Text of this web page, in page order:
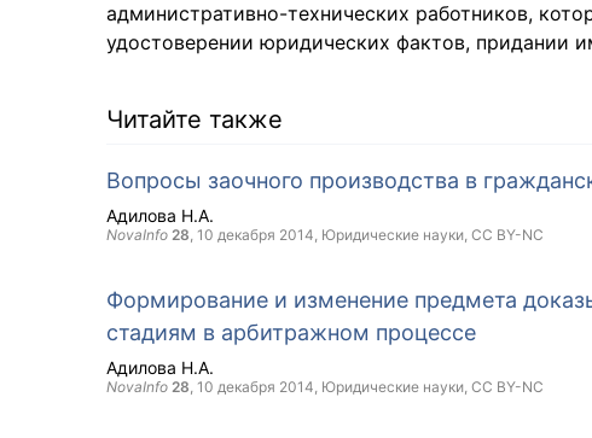
административно-технических работников,
удостоверении юридических фактов, придании
Читайте также
Вопросы заочного производства в
Адилова Н.А.
NovaInfo 28, 10 декабря 2014, Юридические науки, CC BY-NC
Формирование и изменение предмета
стадиям в арбитражном процессе
Адилова Н.А.
NovaInfo 28, 10 декабря 2014, Юридические науки, CC BY-NC